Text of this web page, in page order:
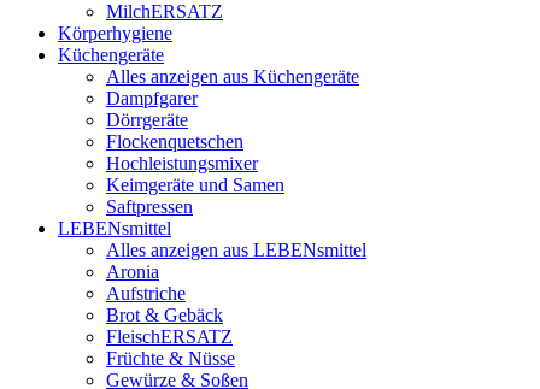
MilchERSATZ
Körperhygiene
Küchengeräte
Alles anzeigen aus Küchengeräte
Dampfgarer
Dörrgeräte
Flockenquetschen
Hochleistungsmixer
Keimgeräte und Samen
Saftpressen
LEBENsmittel
Alles anzeigen aus LEBENsmittel
Aronia
Aufstriche
Brot & Gebäck
FleischERSATZ
Früchte & Nüsse
Gewürze & Soßen